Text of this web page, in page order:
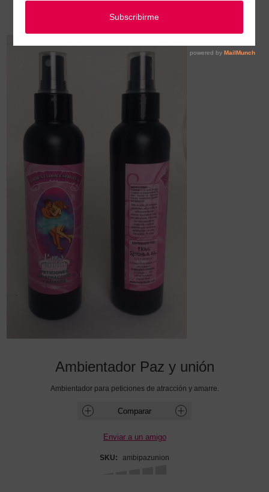
Ambientador Paz y unión
Ambientador Paz y unión
Ambientador para peticiones de atracción y amarre.
SKU: ambipazunion